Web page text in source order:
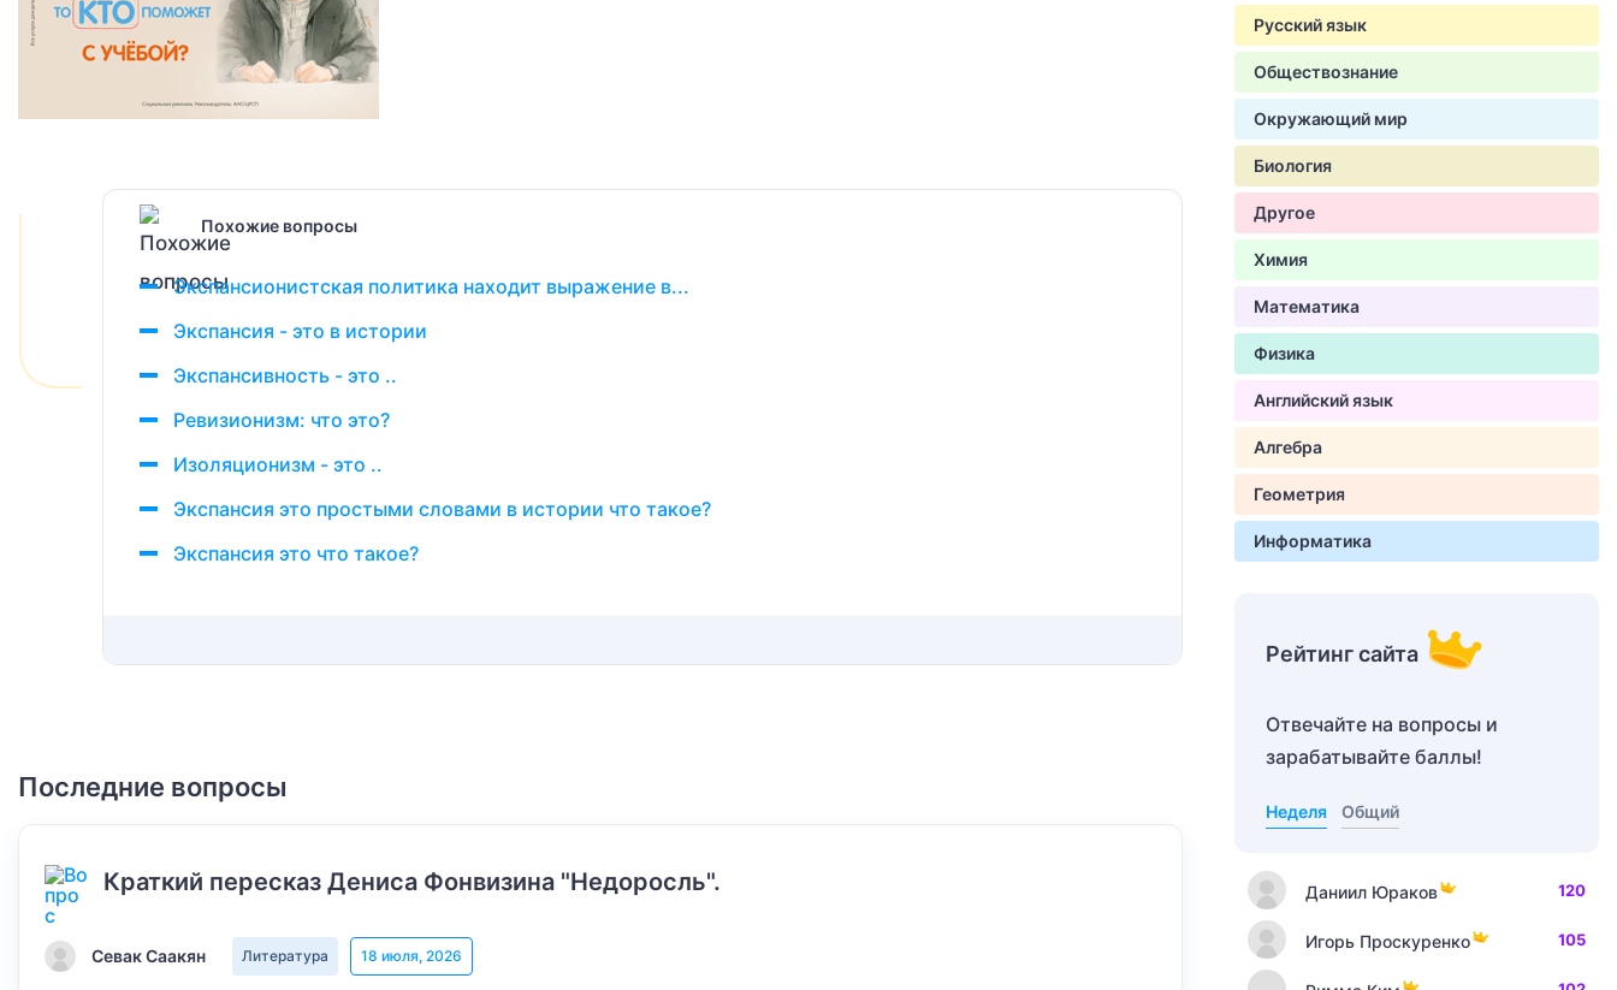
Похожие вопросы
Экспансионистская политика находит выражение в...
Экспансия - это в истории
Экспансивность - это ..
Ревизионизм: что это?
Изоляционизм - это ..
Экспансия это простыми словами в истории что такое?
Экспансия это что такое?
Последние вопросы
Краткий пересказ Дениса Фонвизина "Недоросль".
Севак Саакян Литература 18 июля, 2026
Русский язык
Обществознание
Окружающий мир
Биология
Другое
Химия
Математика
Физика
Английский язык
Алгебра
Геометрия
Информатика
Рейтинг сайта
Отвечайте на вопросы и
зарабатывайте баллы!
Неделя Общий
Даниил Юраков 120
Игорь Проскуренко 105